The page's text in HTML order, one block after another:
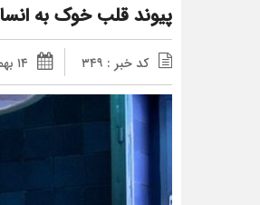
پیوند قلب خوک به
کد خبر : ۳۴۹ ۱۴ بهمن ۱۴۰۰ - ۲۳:۵۱